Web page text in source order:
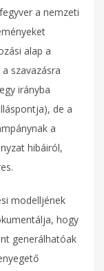
a nemzeti
alap a
szavazásra
irányba
de a
a
hibáiról,
modelljének
hogy
generálhatóak